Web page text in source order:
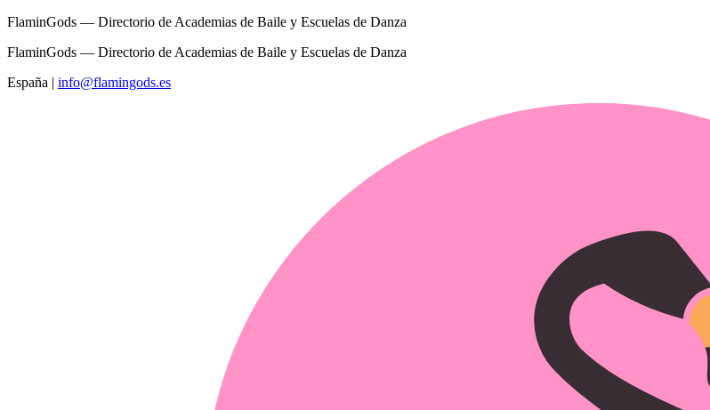
FlaminGods — Directorio de Academias de Baile y Escuelas de Danza
FlaminGods — Directorio de Academias de Baile y Escuelas de Danza
España | info@flamingods.es